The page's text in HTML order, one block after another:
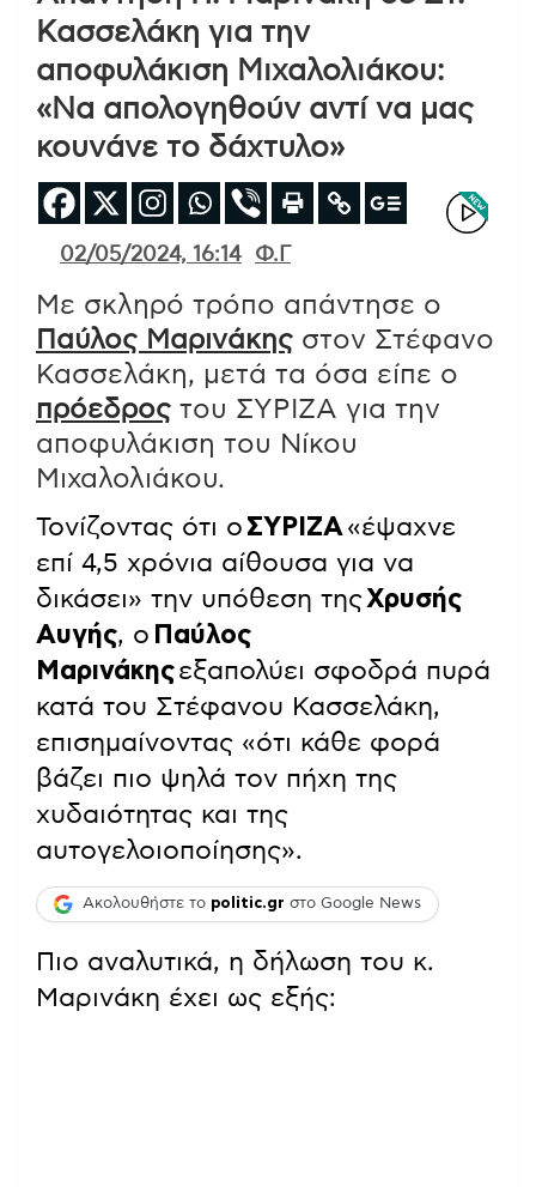
Κασσελάκη για την
αποφυλάκιση Μιχαλολιάκου:
«Να απολογηθούν αντί να μας
κουνάνε το δάχτυλο»
02/05/2024, 16:14 Φ.Γ
Με σκληρό τρόπο απάντησε ο
Παύλος Μαρινάκης στον Στέφανο
Κασσελάκη, μετά τα όσα είπε ο
πρόεδρος του ΣΥΡΙΖΑ για την
αποφυλάκιση του Νίκου
Μιχαλολιάκου.
Τονίζοντας ότι ο ΣΥΡΙΖΑ «έψαχνε
επί 4,5 χρόνια αίθουσα για να
δικάσει» την υπόθεση τηςΧρυσής
Αυγής, ο Παύλος
Μαρινάκηςεξαπολύει σφοδρά πυρά
κατά του Στέφανου Κασσελάκη,
επισημαίνοντας «ότι κάθε φορά
βάζει πιο ψηλά τον πήχη της
χυδαιότητας και της
αυτογελοιοποίησης».
Ακολουθήστε το politic.gr στο Google News
Πιο αναλυτικά, η δήλωση του κ.
Μαρινάκη έχει ως εξής: